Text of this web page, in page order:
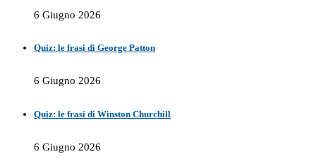
6 Giugno 2026
Quiz: le frasi di George Patton
6 Giugno 2026
Quiz: le frasi di Winston Churchill
6 Giugno 2026